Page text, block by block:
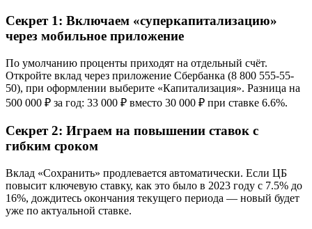
Секрет 1: Включаем «суперкапитализацию»
через мобильное приложение
По умолчанию проценты приходят на отдельный счёт.
Откройте вклад через приложение Сбербанка (8 800 555-55-
50), при оформлении выберите «Капитализация». Разница на
500 000 ₽ за год: 33 000 ₽ вместо 30 000 ₽ при ставке 6.6%.
Секрет 2: Играем на повышении ставок с
гибким сроком
Вклад «Сохранить» продлевается автоматически. Если ЦБ
повысит ключевую ставку, как это было в 2023 году с 7.5% до
16%, дождитесь окончания текущего периода — новый будет
уже по актуальной ставке.